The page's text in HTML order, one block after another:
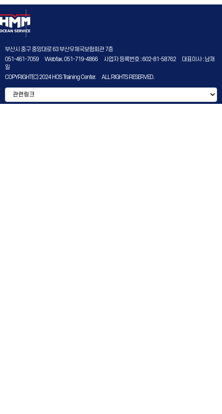
부산시 중구 중앙대로 63 부산우체국보험회관 7층
051-461-7059
Webfax. 051-719-4866 사업자 등록번호 : 602-81-58762
대표이사 : 남재
일
COPYRIGHT(C) 2024 HOS Training Center.
ALL RIGHTS RESERVED.